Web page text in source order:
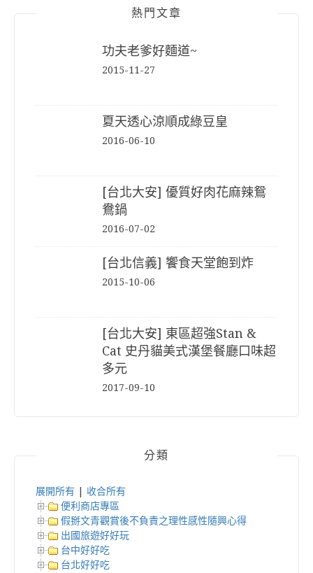
熱門文章
功夫老爹好麵道~
2015-11-27
夏天透心涼順成綠豆皇
2016-06-10
[台北大安] 優質好肉花麻辣鴛
鴦鍋
2016-07-02
[台北信義] 饗食天堂飽到炸
2015-10-06
[台北大安] 東區超強Stan &
Cat 史丹貓美式漢堡餐廳口味超
多元
2017-09-10
分類
展開所有
收合所有
便利商店專區
假掰文青觀賞後不負責之理性感性隨興心得
出國旅遊好好玩
台中好好吃
台北好好吃